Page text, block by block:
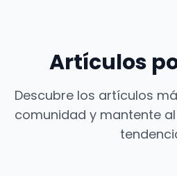
Artículos
Descubre los artículos
comunidad y mantente